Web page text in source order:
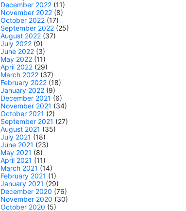
December 2022 (11)
November 2022 (8)
October 2022 (17)
September 2022 (25)
August 2022 (37)
July 2022 (9)
June 2022 (3)
May 2022 (11)
April 2022 (29)
March 2022 (37)
February 2022 (18)
January 2022 (9)
December 2021 (6)
November 2021 (34)
October 2021 (2)
September 2021 (27)
August 2021 (35)
July 2021 (18)
June 2021 (23)
May 2021 (8)
April 2021 (11)
March 2021 (14)
February 2021 (1)
January 2021 (29)
December 2020 (76)
November 2020 (30)
October 2020 (5)